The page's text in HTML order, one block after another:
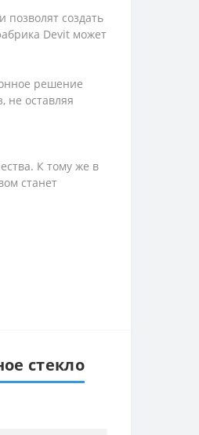
создать
Devit может
решение
не оставляя
К тому же в
станет
стекло